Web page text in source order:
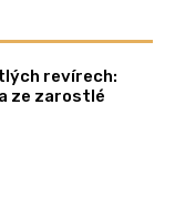
revírech:
ze zarostlé